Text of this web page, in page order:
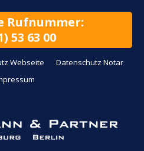
Rufnummer:
53 63 00
Webseite
Datenschutz Notar